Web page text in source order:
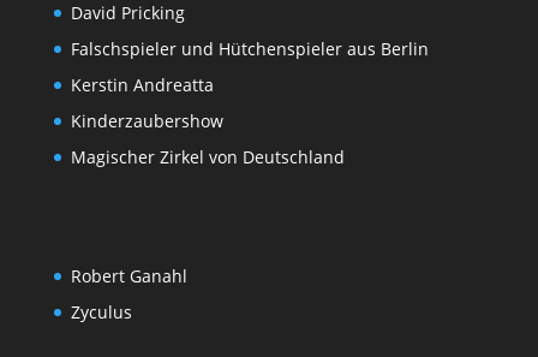
David Pricking
Falschspieler und Hütchenspieler aus Berlin
Kerstin Andreatta
Kinderzaubershow
Magischer Zirkel von Deutschland
Robert Ganahl
Zyculus